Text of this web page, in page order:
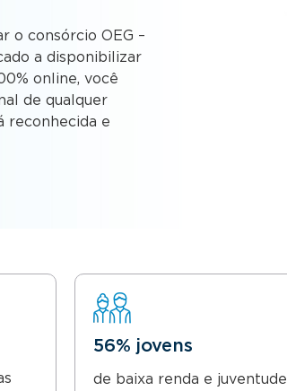
o consórcio OEG –
a disponibilizar
online, você
de qualquer
reconhecida e
56% jovens
de baixa renda e juventude